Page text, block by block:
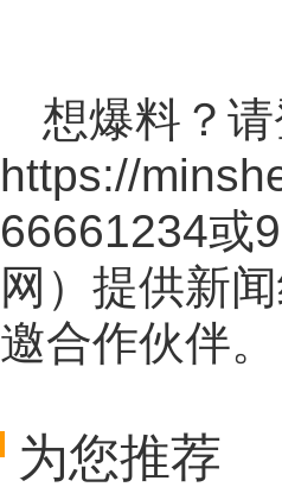
想爆料？
https://
66661234或
网 ）提供新
邀合作伙伴。
为您推荐